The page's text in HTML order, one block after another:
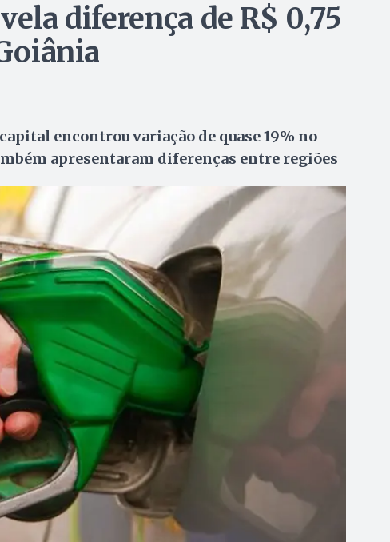
diferença de R$ 0,75
encontrou variação de quase 19% no
apresentaram diferenças entre regiões